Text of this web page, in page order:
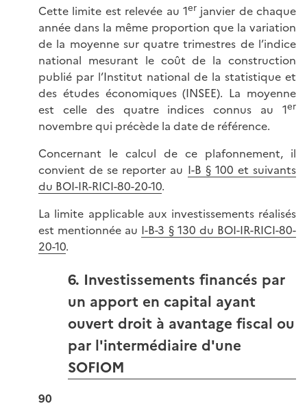
Cette limite est relevée au 1erjanvier de chaque
année dans la même proportion que la variation
de la moyenne sur quatre trimestres de l’indice
national mesurant le coût de la construction
publié par l’Institut national de la statistique et
des études économiques (INSEE). La moyenne
est celle des quatre indices connus au 1er
novembre qui précède la date de référence.
Concernant le calcul de ce plafonnement, il
convient de se reporter au I-B § 100 et suivants
du BOI-IR-RICI-80-20-10.
La limite applicable aux investissements réalisés
est mentionnée au I-B-3 § 130 du BOI-IR-RICI-80-
20-10.
6. Investissements financés par
un apport en capital ayant
ouvert droit à avantage fiscal ou
par l'intermédiaire d'une
SOFIOM
90